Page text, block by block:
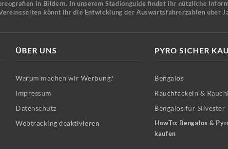
in Bildern. In unserem Stadionguide findet ihr nützliche
könnt ihr die Entwicklung der Auswärtsfahrerzahlen über
ÜBER UNS
Warum machen wir Werbung?
Impressum
Datenschutz
Webtracking deaktivieren
PYRO SICHER
Bengalos
Rauchfackeln &
Bengalos für Silvester
HowTo: Bengalos &
kaufen